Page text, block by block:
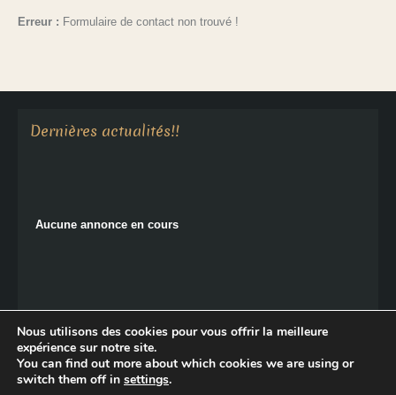
Erreur : Formulaire de contact non trouvé !
Dernières actualités!!
Aucune annonce en cours
Aucune annonce en cours
Copyright © 2026 Le Monastère de Sainte-Croix.
Politique de confidentialité
Nous utilisons des cookies pour vous offrir la meilleure
expérience sur notre site.
You can find out more about which cookies we are using or
switch them off in settings.